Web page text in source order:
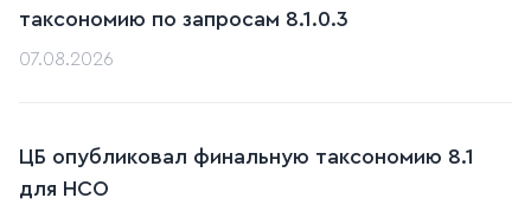
таксономию по запросам 8.1.0.3
07.08.2026
ЦБ опубликовал финальную таксономию 8.1
для НСО